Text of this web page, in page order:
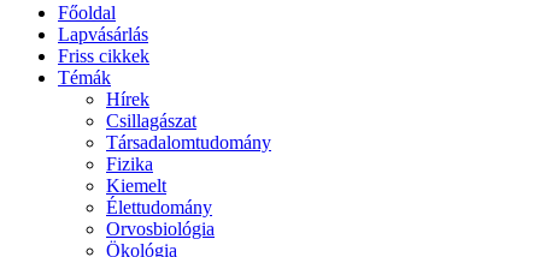
Főoldal
Lapvásárlás
Friss cikkek
Témák
Hírek
Csillagászat
Társadalomtudomány
Fizika
Kiemelt
Élettudomány
Orvosbiológia
Ökológia